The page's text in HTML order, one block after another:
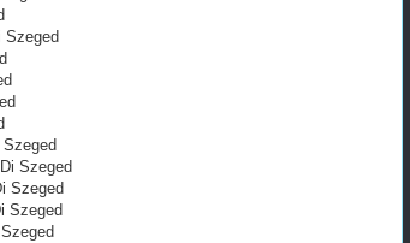
Szeged
Szeged
Szeged
Szeged